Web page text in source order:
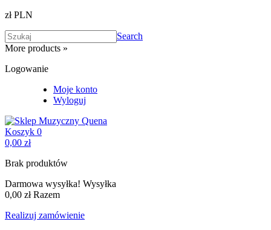
zł PLN
Search
More products »
Logowanie
Moje konto
Wyloguj
Koszyk 0
0,00 zł
Brak produktów
Darmowa wysyłka! Wysyłka
0,00 zł Razem
Realizuj zamówienie